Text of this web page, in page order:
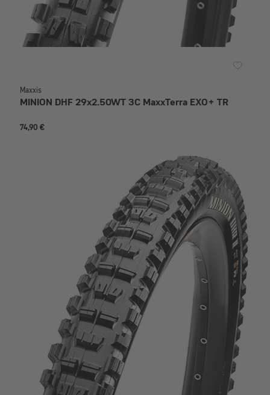
Maxxis
MINION DHF 29x2.50WT 3C MaxxTerra EXO+ TR
74,90 €